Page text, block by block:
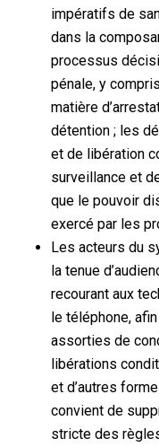
impératifs de
dans la
processus
pénale, y
matière
détention ; les
et de libération
surveillance et
que le pouvoir
exercé par les
Les acteurs du
la tenue
recourant aux
le téléphone,
assorties de
libérations
et d’autres
convient de
stricte des